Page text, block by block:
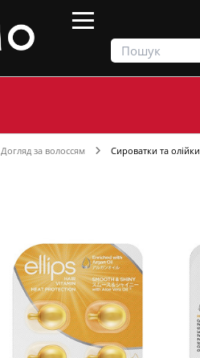
Догляд за волоссям Сироватки та олійки